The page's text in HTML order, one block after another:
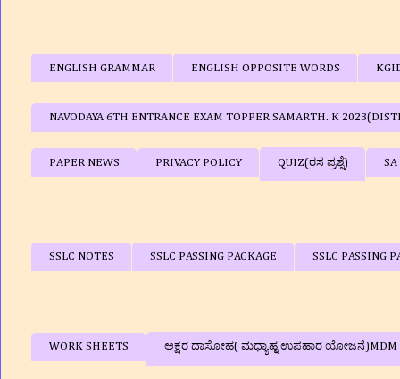
ENGLISH GRAMMAR ENGLISH OPPOSITE WORDS
NAVODAYA 6TH ENTRANCE EXAM TOPPER SAMARTH. K
PAPER NEWS PRIVACY POLICY QUIZ(ರಸ ಪ್ರಶ್ನೆ)
SSLC NOTES SSLC PASSING PACKAGE SSLC PASSING
WORK SHEETS ಅಕ್ಷರ ದಾಸೋಹ( ಮಧ್ಯಾಹ್ನ ಉಪಹಾರ ಯೋಜನೆ)MDM